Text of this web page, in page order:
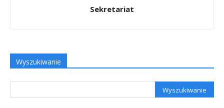
Sekretariat
Wyszukiwanie